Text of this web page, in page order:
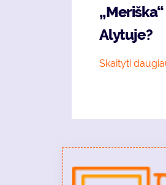
Alytuje?
Skaityti